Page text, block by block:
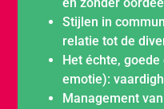
Stijlen in
relatie tot de
Het échte,
emotie):
Management